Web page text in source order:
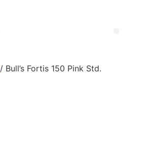
/ Bull’s Fortis 150 Pink Std.